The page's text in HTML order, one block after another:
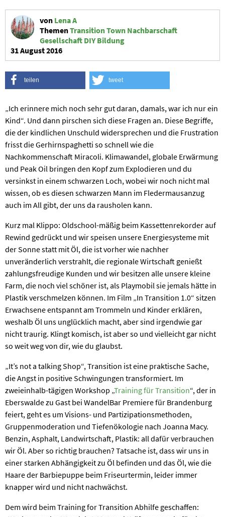
von Lena A
ThemenTransition Town Nachbarschaft
Gesellschaft DIY Bildung
31 August 2016
teilen tweet
„Ich erinnere mich noch sehr gut daran, damals, war ich nur ein
Kind“. Und dann pirschen sich diese Fragen an. Diese Begriffe,
die der kindlichen Unschuld widersprechen und die Frustration
frisst die Gerhirnspaghetti so schnell wie die
Nachkommenschaft Miracoli. Klimawandel, globale Erwärmung
und Peak Oil bringen den Kopf zum Explodieren und du
versinkst in einem schwarzen Loch, wobei wir noch nicht mal
wissen, ob es diesen schwarzen Mann im Fledermausanzug
auch im All gibt, der uns da rausholen kann.
Kurz mal Klippo: Oldschool-mäßig beim Kassettenrekorder auf
Rewind gedrückt und wir speisen unsere Energiesysteme mit
der Sonne statt mit Öl, die ist vorher wie nachher
unveränderlich verstrahlt, die regionale Wirtschaft genießt
zahlungsfreudige Kunden und wir besitzen alle unsere kleine
Farm, die noch viel schöner ist, als Playmobil sie jemals hätte in
Plastik verschmelzen können. Im Film „In Transition 1.0“ sitzen
Erwachsene entspannt am Trommeln und Kinder erklären,
weshalb Öl uns unglücklich macht, aber sind irgendwie gar
nicht traurig. Klingt komisch, ist aber so und vielleicht gar nicht
so weit weg von dir, wie du glaubst.
„It’s not a talking Shop“, Transition ist eine praktische Sache,
die Angst in positive Schwingungen transformiert. Im
zweieinhalb-tägigen Workshop „Training für Transition“, der in
Eberswalde zu Gast bei WandelBar Premiere für Brandenburg
feiert, geht es um Visions- und Partizipationsmethoden,
Gruppenmoderation und Tiefenökologie nach Joanna Macy.
Benzin, Asphalt, Landwirtschaft, Plastik: all dafür verbrauchen
wir Öl. Aber so richtig brauchen? Tatsache ist, dass wir uns in
einer starken Abhängigkeit zu Öl befinden und das Öl, wie die
Haare der Barbiepuppe beim Friseurtermin, leider immer
knapper wird und nicht nachwächst.
Dem wird beim Training for Transition Abhilfe geschaffen: